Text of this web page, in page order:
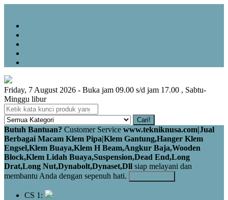
Friday, 7 August 2026 - Buka jam 09.00 s/d jam 17.00 , Sabtu-
Minggu libur
Cari!
Butuh Bantuan? Customer Service www.tekniknusa.com|Jual
Berbagai Macam Klem Pipa|Klem Gantung,Hanger Klem
Engsel,Klem Buaya,Klem H Beam,Angkur Baja,Wooden
Block,Klem Lidah Buaya,Suspension,Dead End,Long
Drat,Long Nut,Dynabolt,Dynaset,Dll siap melayani dan
membantu Anda dengan sepenuh hati.
CS 1: